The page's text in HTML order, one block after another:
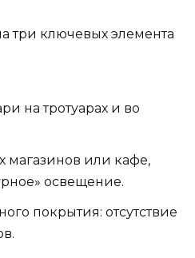
три ключевых элемента
на тротуарах и во
магазинов или кафе,
освещение.
покрытия: отсутствие